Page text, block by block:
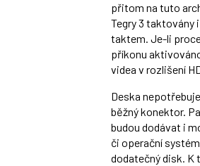
přitom na tuto
Tegry 3 taktovány
taktem. Je-li
příkonu
videa v rozlišení
Deska
běžný konektor.
budou dodávat i
či operační
dodatečný disk. K